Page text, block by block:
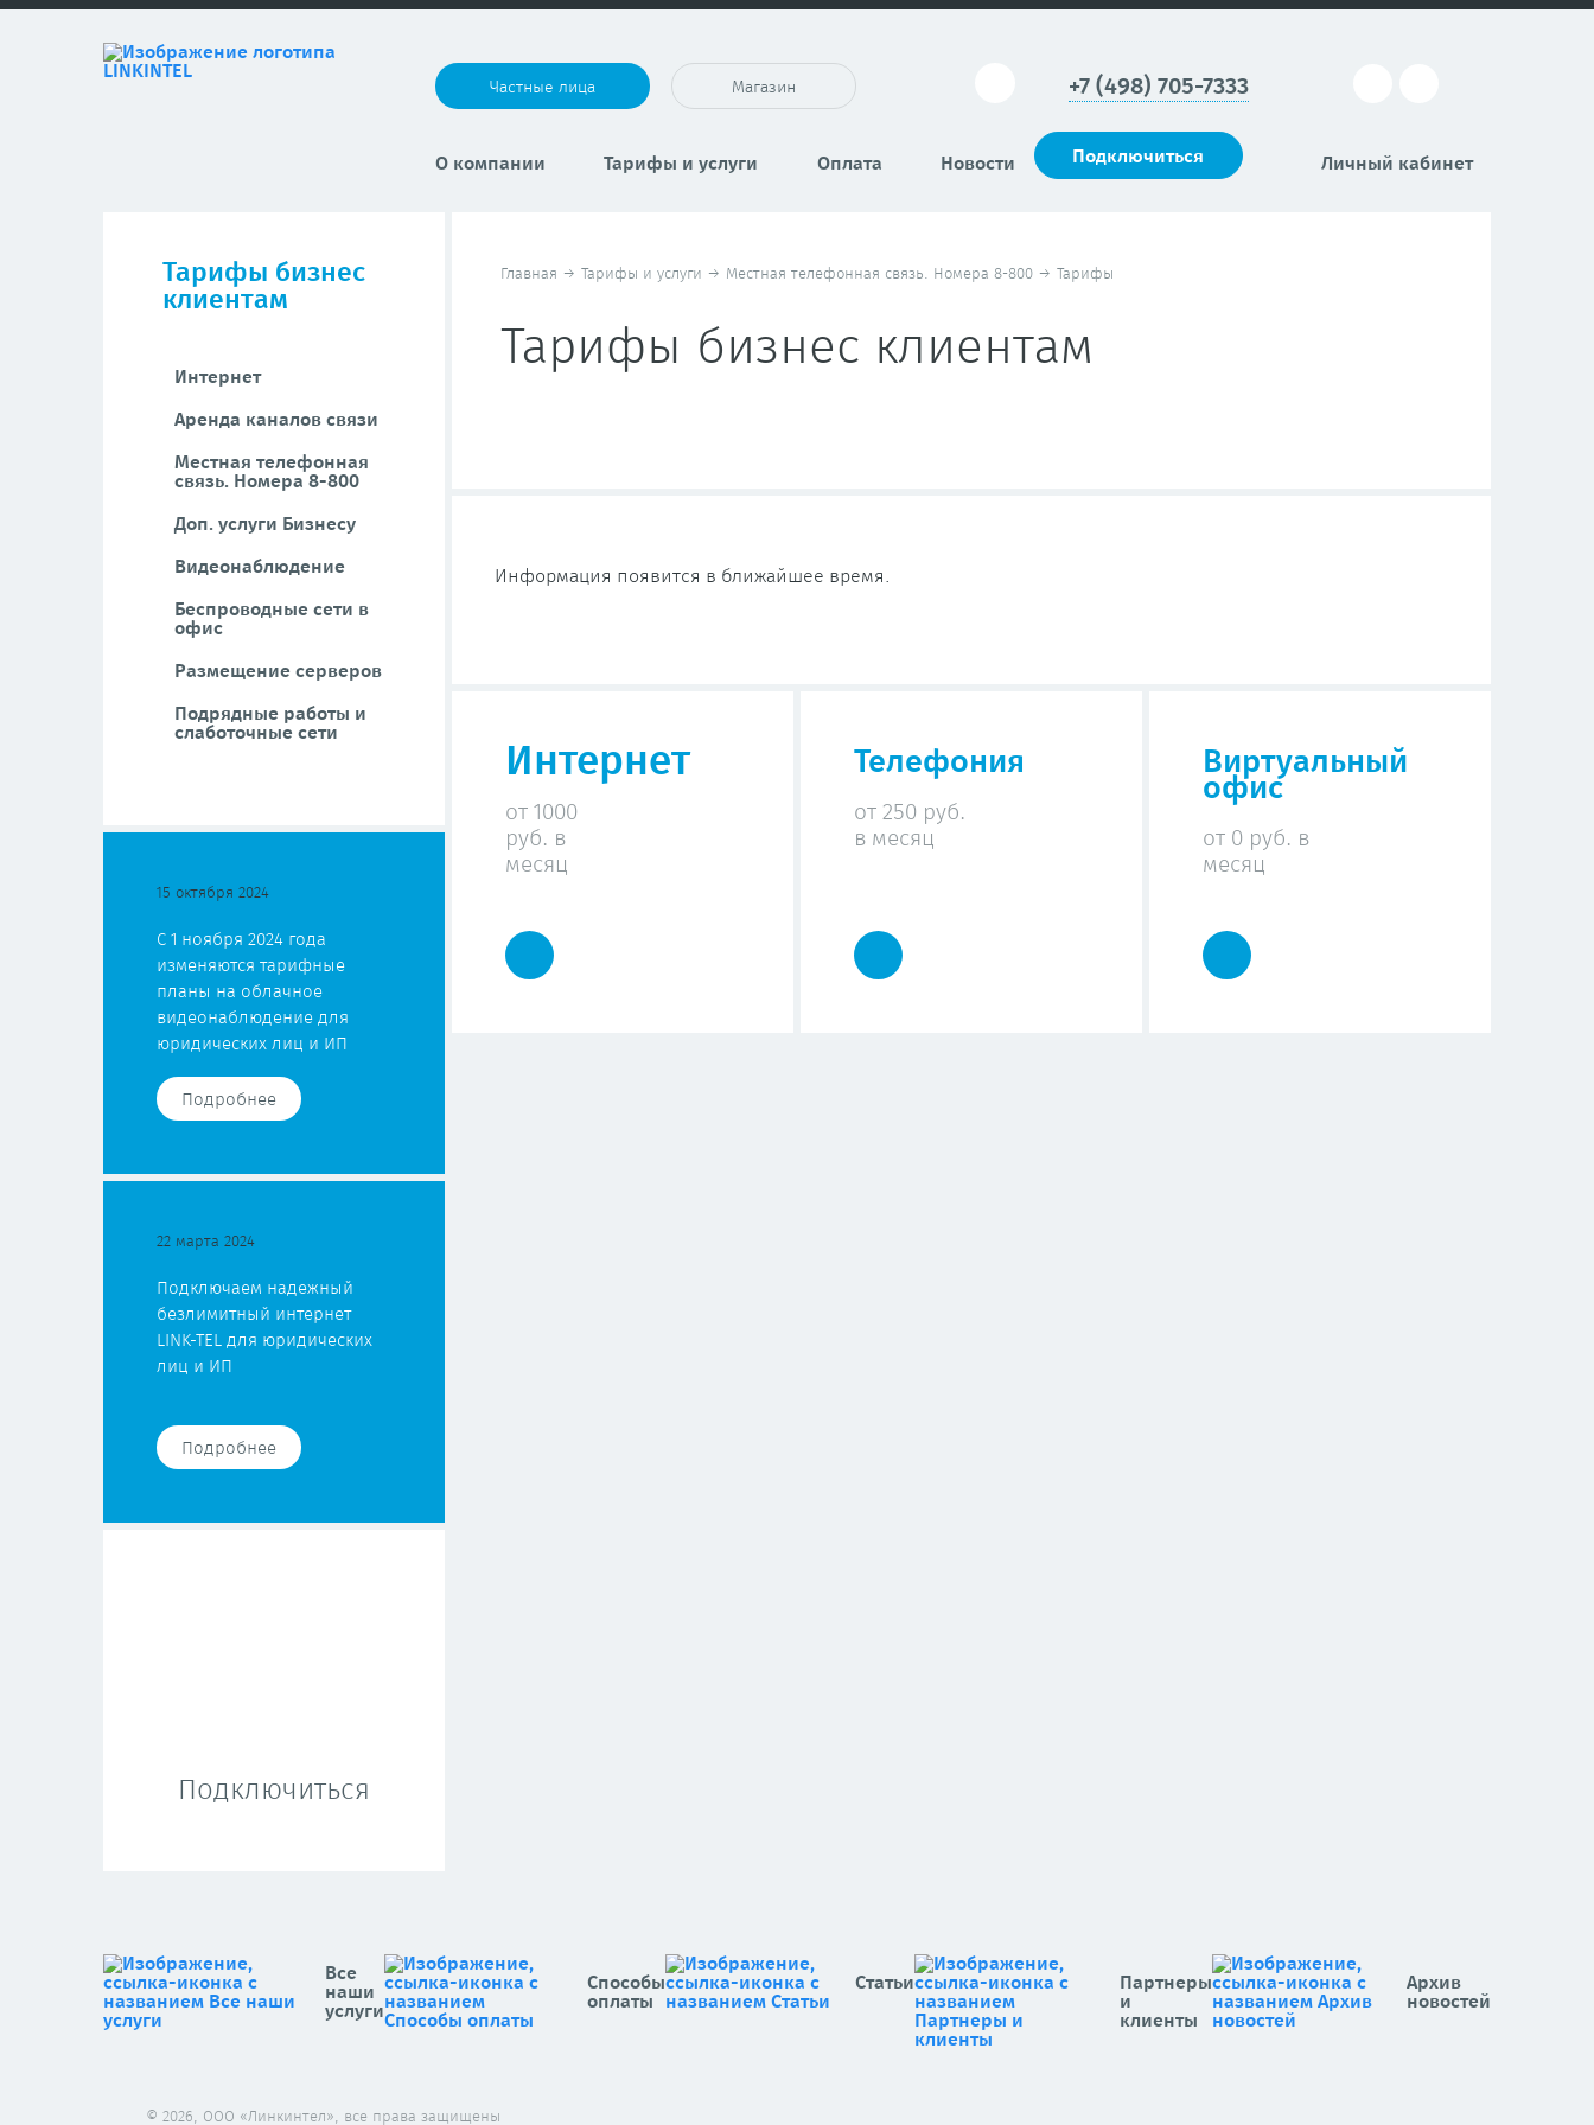
Частные лица Магазин
О компании Тарифы и услуги Оплата Новости
+7 (498) 705-7333
Подключиться Личный кабинет
Тарифы бизнес
клиентам
Интернет
Аренда каналов связи
Местная телефонная
связь. Номера 8-800
Доп. услуги Бизнесу
Видеонаблюдение
Беспроводные сети в
офис
Размещение серверов
Подрядные работы и
слаботочные сети
15 октября 2024
С 1 ноября 2024 года
изменяются тарифные
планы на облачное
видеонаблюдение для
юридических лиц и ИП
Подробнее
22 марта 2024
Подключаем надежный
безлимитный интернет
LINK-TEL для юридических
лиц и ИП
Подробнее
Подключиться
Главная → Тарифы и услуги → Местная телефонная связь. Номера 8-800 → Тарифы
Тарифы бизнес клиентам
Информация появится в ближайшее время.
Интернет
от 1000
руб. в
месяц
Телефония
от 250 руб.
в месяц
Виртуальный
офис
от 0 руб. в
месяц
Все
наши
услуги
Способы
оплаты
Статьи
Партнеры
и
клиенты
Архив
новостей
© 2026, ООО «Линкинтел», все права защищены